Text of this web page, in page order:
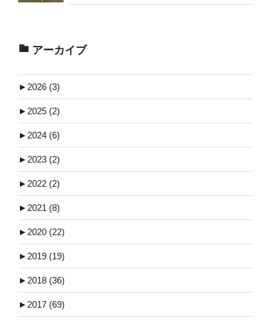
アーカイブ
► 2026 (3)
► 2025 (2)
► 2024 (6)
► 2023 (2)
► 2022 (2)
► 2021 (8)
► 2020 (22)
► 2019 (19)
► 2018 (36)
► 2017 (69)